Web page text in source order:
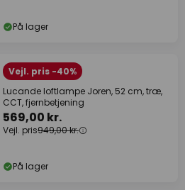
På lager
Vejl. pris -40%
Lucande loftlampe Joren, 52 cm, træ,
CCT, fjernbetjening
569,00 kr.
Vejl. pris949,00 kr.
På lager